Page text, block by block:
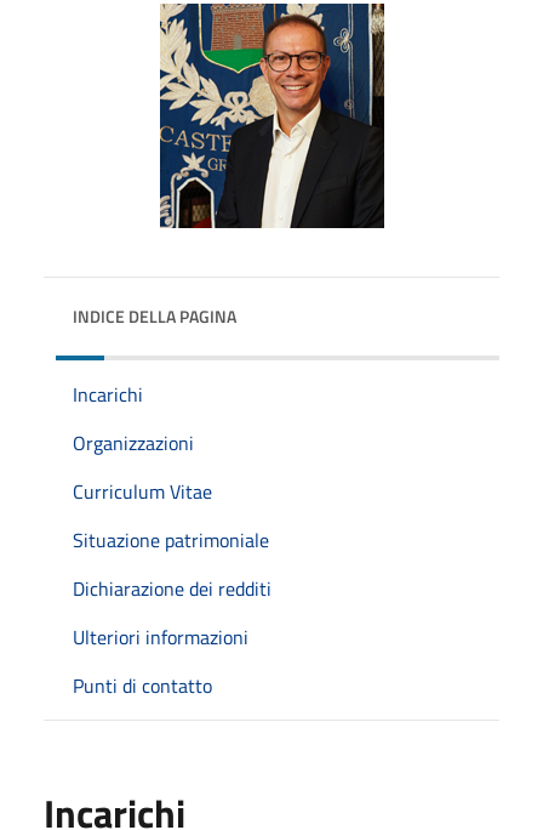
INDICE DELLA PAGINA
Incarichi
Organizzazioni
Curriculum Vitae
Situazione patrimoniale
Dichiarazione dei redditi
Ulteriori informazioni
Punti di contatto
Incarichi